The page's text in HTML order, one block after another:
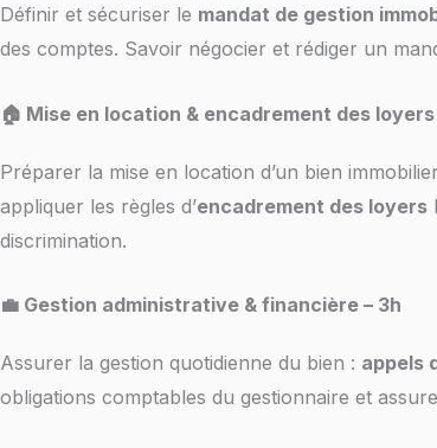
Définir et sécuriser le mandat de gestion
des comptes. Savoir négocier et rédiger un
🏠 Mise en location & encadrement des loyers
Préparer la mise en location d’un bien
appliquer les règles d’encadrement des loyers
discrimination.
💼 Gestion administrative & financière – 3h
Assurer la gestion quotidienne du bien : appels
obligations comptables du gestionnaire et